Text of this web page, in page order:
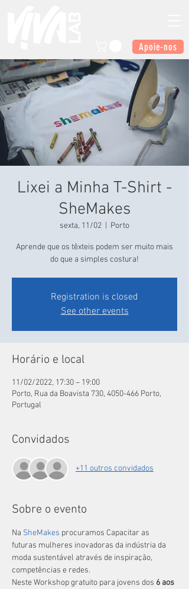
Apoie-nos
Lixei a Minha T-Shirt -
SheMakes
sexta, 11/02 Porto
Aprende que os têxteis podem ser muito mais
do que a simples costura!
Registration is closed
See other events
Horário e local
11/02/2022, 17:30 – 19:00
Porto, Rua da Boavista 730, 4050-466 Porto,
Portugal
Convidados
+11 outros convidados
Sobre o evento
Na SheMakes procuramos Capacitar as
futuras mulheres inovadoras da indústria da
moda sustentável através de inspiração,
competências e redes.
Neste Workshop gratuito para jovens dos 6 aos